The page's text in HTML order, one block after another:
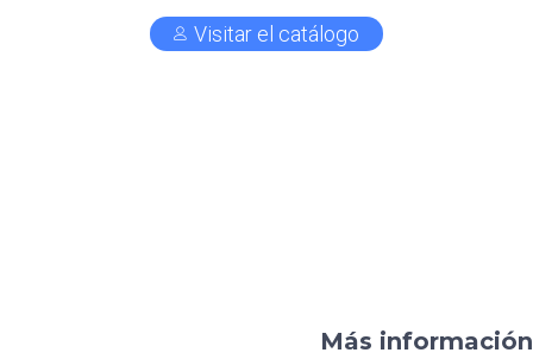
Visitar el catálogo
Más información